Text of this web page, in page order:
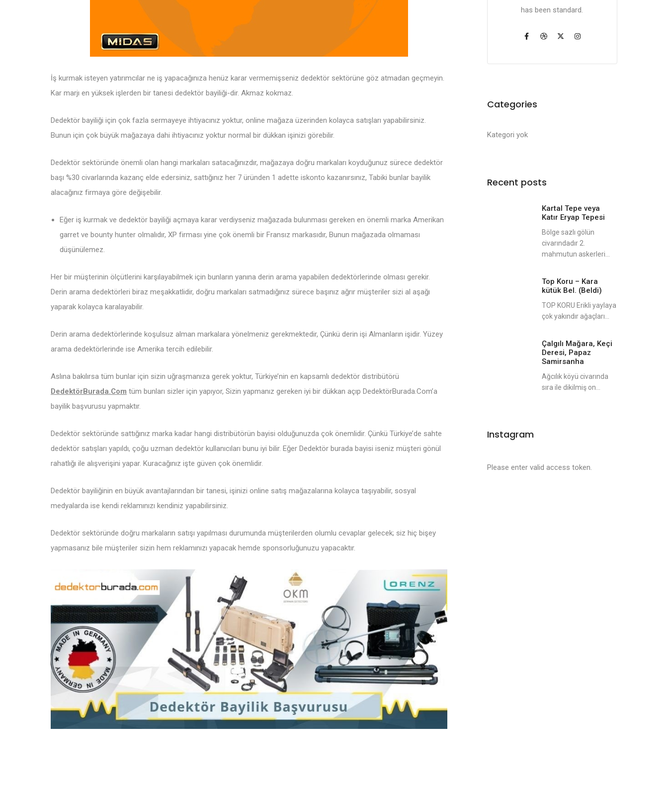
İş kurmak isteyen yatırımcılar ne iş yapacağınıza henüz karar vermemişseniz dedektör sektörüne göz atmadan geçmeyin.
Kar marjı en yüksek işlerden bir tanesi dedektör bayiliği-dir. Akmaz kokmaz.
Dedektör bayiliği için çok fazla sermayeye ihtiyacınız yoktur, online mağaza üzerinden kolayca satışları yapabilirsiniz.
Bunun için çok büyük mağazaya dahi ihtiyacınız yoktur normal bir dükkan işinizi görebilir.
Dedektör sektöründe önemli olan hangi markaları satacağınızdır, mağazaya doğru markaları koyduğunuz sürece dedektör
başı %30 civarlarında kazanç elde edersiniz, sattığınız her 7 üründen 1 adette iskonto kazanırsınız, Tabiki bunlar bayilik
alacağınız firmaya göre değişebilir.
Eğer iş kurmak ve dedektör bayiliği açmaya karar verdiyseniz mağazada bulunması gereken en önemli marka Amerikan
garret ve bounty hunter olmalıdır, XP firması yine çok önemli bir Fransız markasıdır, Bunun mağazada olmaması
düşünülemez.
Her bir müşterinin ölçütlerini karşılayabilmek için bunların yanına derin arama yapabilen dedektörlerinde olması gerekir.
Derin arama dedektörleri biraz meşakkatlidir, doğru markaları satmadığınız sürece başınız ağrır müşteriler sizi al aşağı
yaparak kolayca karalayabilir.
Derin arama dedektörlerinde koşulsuz alman markalara yönelmeniz gerekmektedir, Çünkü derin işi Almanların işidir. Yüzey
arama dedektörlerinde ise Amerika tercih edilebilir.
Aslına bakılırsa tüm bunlar için sizin uğraşmanıza gerek yoktur, Türkiye’nin en kapsamlı dedektör distribütörü
DedektörBurada.Com tüm bunları sizler için yapıyor, Sizin yapmanız gereken iyi bir dükkan açıp DedektörBurada.Com’a
bayilik başvurusu yapmaktır.
Dedektör sektöründe sattığınız marka kadar hangi distribütörün bayisi olduğunuzda çok önemlidir. Çünkü Türkiye’de sahte
dedektör satışları yapıldı, çoğu uzman dedektör kullanıcıları bunu iyi bilir. Eğer Dedektör burada bayisi iseniz müşteri gönül
rahatlığı ile alışverişini yapar. Kuracağınız işte güven çok önemlidir.
Dedektör bayiliğinin en büyük avantajlarından bir tanesi, işinizi online satış mağazalarına kolayca taşıyabilir, sosyal
medyalarda ise kendi reklamınızı kendiniz yapabilirsiniz.
Dedektör sektöründe doğru markaların satışı yapılması durumunda müşterilerden olumlu cevaplar gelecek; siz hiç bişey
yapmasanız bile müşteriler sizin hem reklamınızı yapacak hemde sponsorluğunuzu yapacaktır.
has been standard.
Categories
Kategori yok
Recent posts
Kartal Tepe veya
Katır Eryap Tepesi
Bölge sazlı gölün
civarındadır 2.
mahmutun askerleri...
Top Koru – Kara
kütük Bel. (Beldi)
TOP KORU Erikli yaylaya
çok yakındır ağaçları...
Çalgılı Mağara, Keçi
Deresi, Papaz
Samirsanha
Ağcılık köyü civarında
sıra ile dikilmiş on...
Instagram
Please enter valid access token.